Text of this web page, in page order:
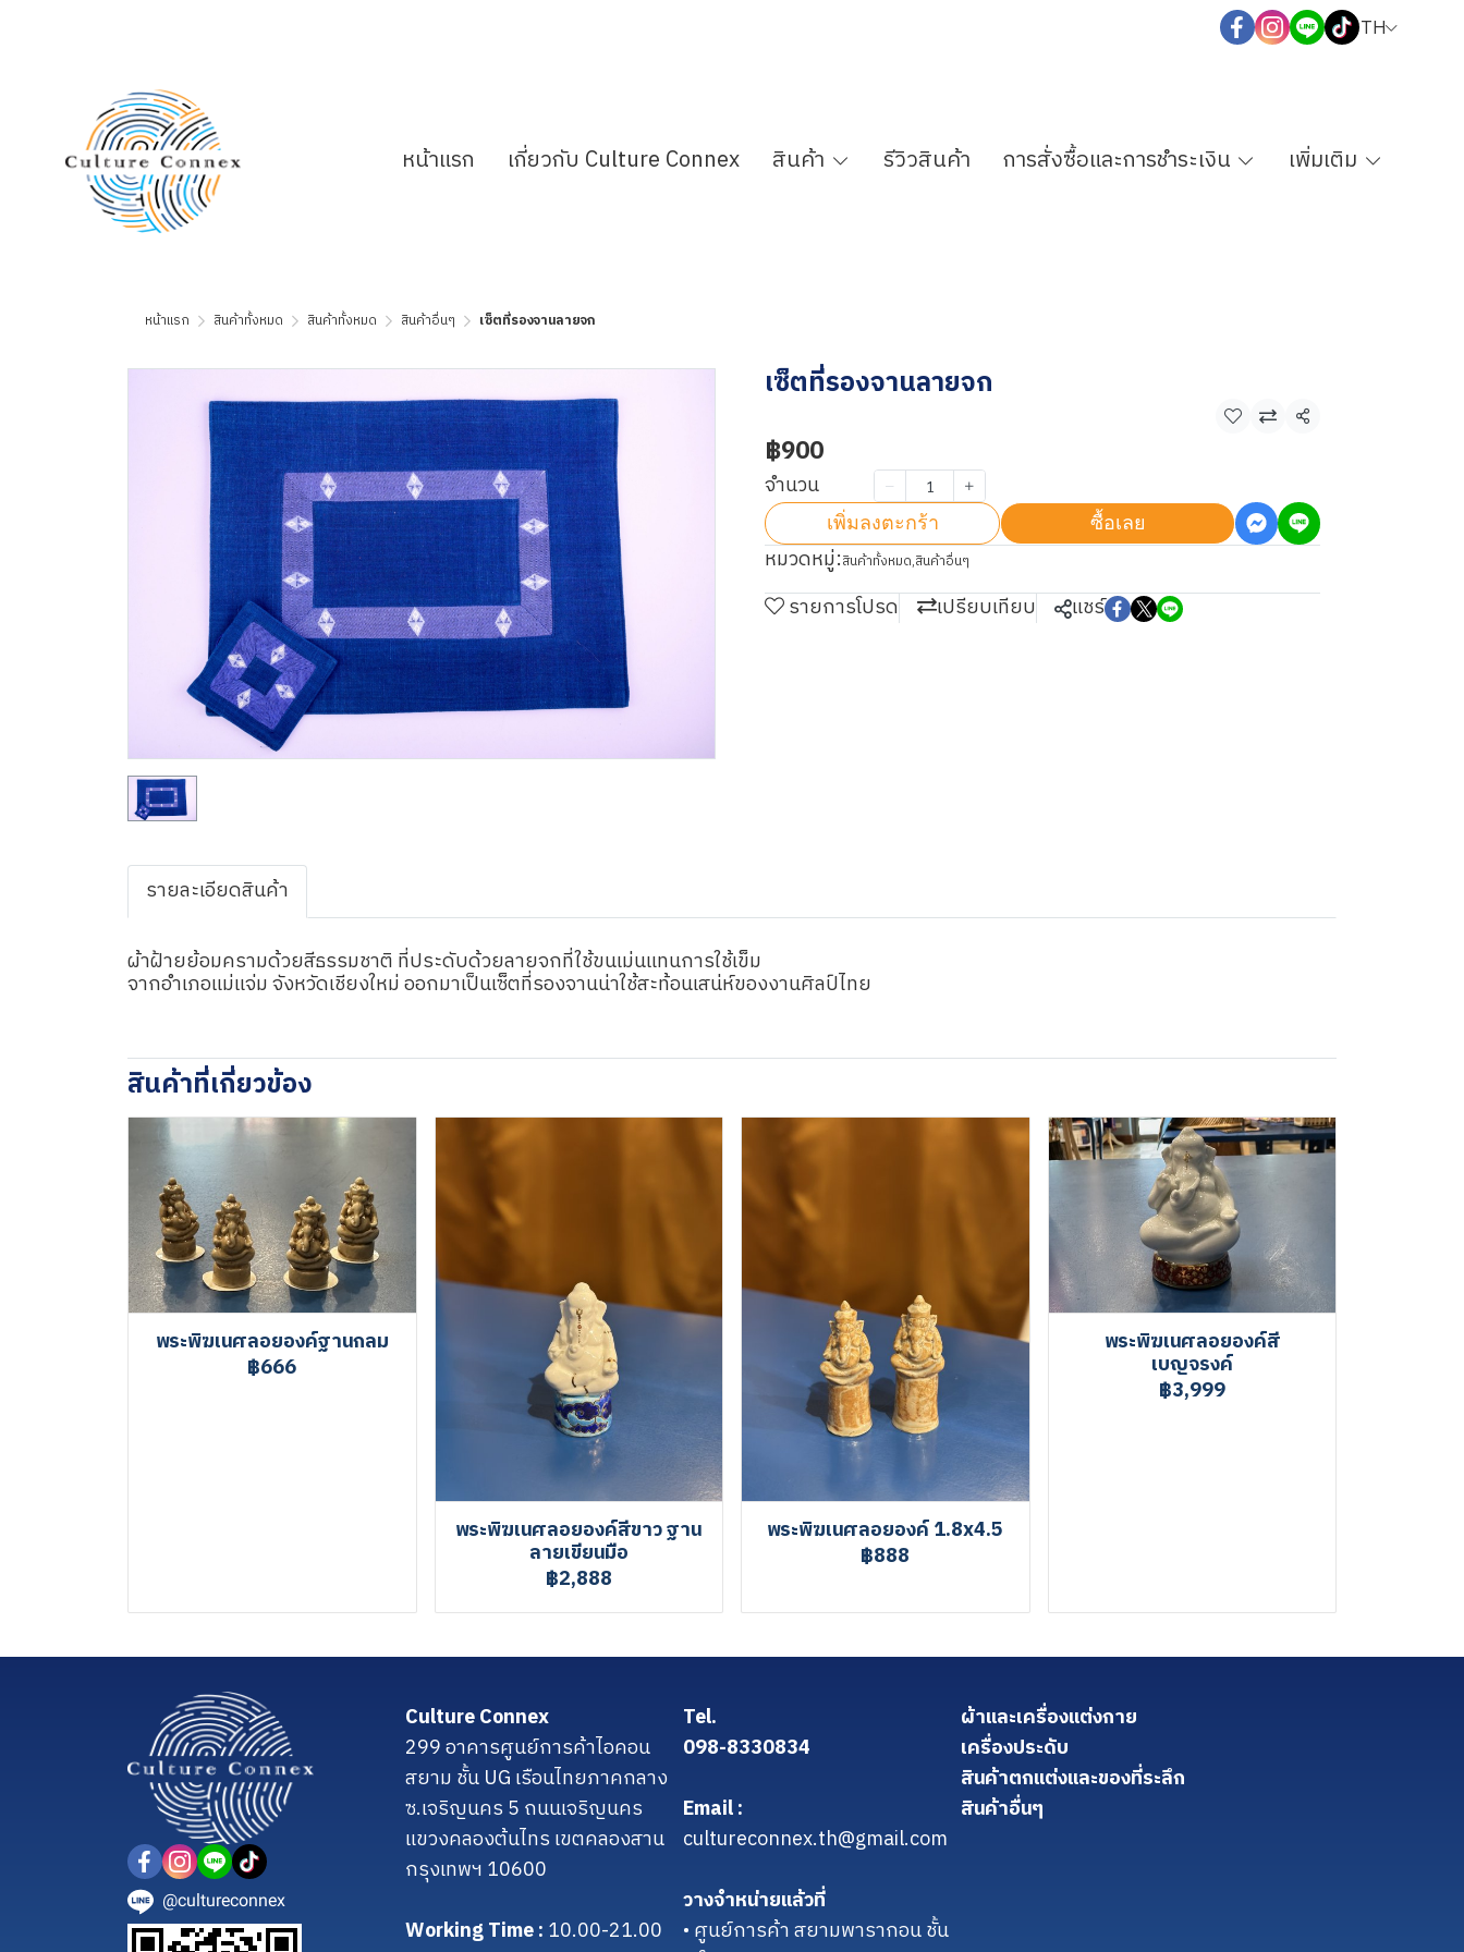
TH
หน้าแรก เกี่ยวกับ Culture Connex สินค้า รีวิวสินค้า การสั่งซื้อและการชำระเงิน เพิ่มเติม
หน้าแรก สินค้าทั้งหมด สินค้าทั้งหมด สินค้าอื่นๆ เซ็ตที่รองจานลายจก
เซ็ตที่รองจานลายจก
แชร์
฿900
จำนวน
เพิ่มลงตะกร้า ซื้อเลย
หมวดหมู่:สินค้าทั้งหมด,สินค้าอื่นๆ
รายการโปรด เปรียบเทียบ แชร์
รายละเอียดสินค้า
ผ้าฝ้ายย้อมครามด้วยสีธรรมชาติ ที่ประดับด้วยลายจกที่ใช้ขนเม่นแทนการใช้เข็ม
จากอำเภอแม่แจ่ม จังหวัดเชียงใหม่ ออกมาเป็นเซ็ตที่รองจานน่าใช้สะท้อนเสน่ห์ของงานศิลป์ไทย
สินค้าที่เกี่ยวข้อง
พระพิฆเนศลอยองค์ฐานกลม
฿666
พระพิฆเนศลอยองค์สีขาว ฐาน
ลายเขียนมือ
฿2,888
พระพิฆเนศลอยองค์ 1.8x4.5
฿888
พระพิฆเนศลอยองค์สี
เบญจรงค์
฿3,999
@cultureconnex
Culture Connex
299 อาคารศูนย์การค้าไอคอน
สยาม ชั้น UG เรือนไทยภาคกลาง
ซ.เจริญนคร 5 ถนนเจริญนคร
แขวงคลองต้นไทร เขตคลองสาน
กรุงเทพฯ 10600
Working Time : 10.00-21.00
Tel.
098-8330834
Email :
cultureconnex.th@gmail.com
วางจำหน่ายแล้วที่
• ศูนย์การค้า สยามพารากอน ชั้น
ผ้าและเครื่องแต่งกาย
เครื่องประดับ
สินค้าตกแต่งและของที่ระลึก
สินค้าอื่นๆ